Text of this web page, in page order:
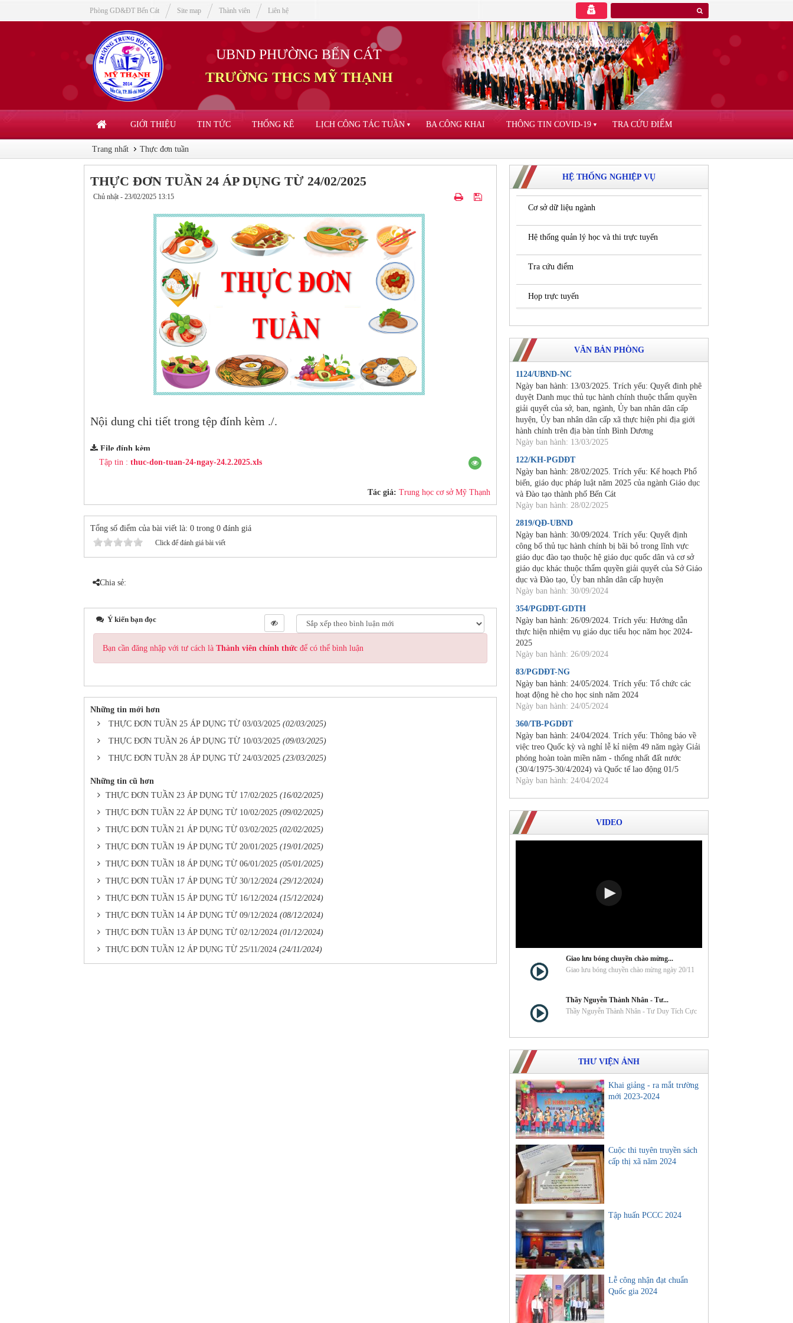
UBND PHƯỜNG BẾN CÁT
TRƯỜNG THCS MỸ THẠNH
GIỚI THIỆU TIN TỨC THỐNG KÊ LỊCH CÔNG TÁC TUẦN ▼ BA CÔNG KHAI THÔNG TIN COVID-19 ▼ TRA CỨU ĐIỂM
Phòng GD&ĐT Bến Cát Site map Thành viên Liên hệ
Trang nhất Thực đơn tuần
THỰC ĐƠN TUẦN 24 ÁP DỤNG TỪ 24/02/2025
Chủ nhật - 23/02/2025 13:15
Nội dung chi tiết trong tệp đính kèm ./.
File đính kèm
Tập tin : thuc-don-tuan-24-ngay-24.2.2025.xls
Tác giả: Trung học cơ sở Mỹ Thạnh
Tổng số điểm của bài viết là: 0 trong 0 đánh giá
Click để đánh giá bài viết
Chia sẻ:
Ý kiến bạn đọc
Bạn cần đăng nhập với tư cách là Thành viên chính thức để có thể bình luận
Những tin mới hơn
THỰC ĐƠN TUẦN 25 ÁP DỤNG TỪ 03/03/2025 (02/03/2025)
THỰC ĐƠN TUẦN 26 ÁP DỤNG TỪ 10/03/2025 (09/03/2025)
THỰC ĐƠN TUẦN 28 ÁP DỤNG TỪ 24/03/2025 (23/03/2025)
Những tin cũ hơn
THỰC ĐƠN TUẦN 23 ÁP DỤNG TỪ 17/02/2025 (16/02/2025)
THỰC ĐƠN TUẦN 22 ÁP DỤNG TỪ 10/02/2025 (09/02/2025)
THỰC ĐƠN TUẦN 21 ÁP DỤNG TỪ 03/02/2025 (02/02/2025)
THỰC ĐƠN TUẦN 19 ÁP DỤNG TỪ 20/01/2025 (19/01/2025)
THỰC ĐƠN TUẦN 18 ÁP DỤNG TỪ 06/01/2025 (05/01/2025)
THỰC ĐƠN TUẦN 17 ÁP DỤNG TỪ 30/12/2024 (29/12/2024)
THỰC ĐƠN TUẦN 15 ÁP DỤNG TỪ 16/12/2024 (15/12/2024)
THỰC ĐƠN TUẦN 14 ÁP DỤNG TỪ 09/12/2024 (08/12/2024)
THỰC ĐƠN TUẦN 13 ÁP DỤNG TỪ 02/12/2024 (01/12/2024)
THỰC ĐƠN TUẦN 12 ÁP DỤNG TỪ 25/11/2024 (24/11/2024)
HỆ THỐNG NGHIỆP VỤ
Cơ sở dữ liệu ngành
Hệ thống quản lý học và thi trực tuyến
Tra cứu điểm
Họp trực tuyến
VĂN BẢN PHÒNG
1124/UBND-NC
Ngày ban hành: 13/03/2025. Trích yếu: Quyết đinh phê
duyệt Danh mục thủ tục hành chính thuộc thẩm quyền
giải quyết của sở, ban, ngành, Ủy ban nhân dân cấp
huyện, Ủy ban nhân dân cấp xã thực hiện phi địa giới
hành chính trên địa bàn tỉnh Bình Dương
Ngày ban hành: 13/03/2025
122/KH-PGDĐT
Ngày ban hành: 28/02/2025. Trích yếu: Kế hoạch Phổ
biến, giáo dục pháp luật năm 2025 của ngành Giáo dục
và Đào tạo thành phố Bến Cát
Ngày ban hành: 28/02/2025
2819/QĐ-UBND
Ngày ban hành: 30/09/2024. Trích yếu: Quyết định
công bố thủ tục hành chính bị bãi bỏ trong lĩnh vực
giáo dục đào tạo thuộc hệ giáo dục quốc dân và cơ sở
giáo dục khác thuộc thẩm quyền giải quyết của Sở Giáo
dục và Đào tạo, Ủy ban nhân dân cấp huyện
Ngày ban hành: 30/09/2024
354/PGDĐT-GDTH
Ngày ban hành: 26/09/2024. Trích yếu: Hướng dẫn
thực hiện nhiệm vụ giáo dục tiểu học năm học 2024-
2025
Ngày ban hành: 26/09/2024
83/PGDĐT-NG
Ngày ban hành: 24/05/2024. Trích yếu: Tổ chức các
hoạt động hè cho học sinh năm 2024
Ngày ban hành: 24/05/2024
360/TB-PGDĐT
Ngày ban hành: 24/04/2024. Trích yếu: Thông báo về
việc treo Quốc kỳ và nghỉ lễ kỉ niệm 49 năm ngày Giải
phóng hoàn toàn miền năm - thống nhất đất nước
(30/4/1975-30/4/2024) và Quốc tế lao động 01/5
Ngày ban hành: 24/04/2024
VIDEO
Giao lưu bóng chuyền chào mừng...
Giao lưu bóng chuyền chào mừng ngày 20/11
Thầy Nguyễn Thành Nhân - Tư...
Thầy Nguyễn Thành Nhân - Tư Duy Tích Cực
THƯ VIỆN ẢNH
Khai giảng - ra mắt trường
mới 2023-2024
Cuộc thi tuyên truyền sách
cấp thị xã năm 2024
Tập huấn PCCC 2024
Lễ công nhận đạt chuẩn
Quốc gia 2024